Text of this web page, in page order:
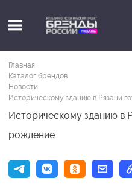
Главная
Каталог брендов
Новости
Историческому зданию в Рязани
Историческому зданию в
рождение